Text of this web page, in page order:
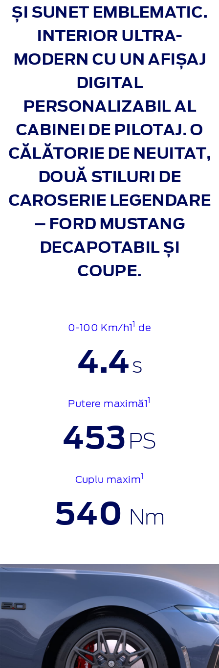
ȘI SUNET EMBLEMATIC.
INTERIOR ULTRA-
MODERN CU UN AFIȘAJ
DIGITAL
PERSONALIZABIL AL
CABINEI DE PILOTAJ.O
CĂLĂTORIE DE NEUITAT,
DOUĂ STILURI DE
CAROSERIE LEGENDARE
– FORD MUSTANG
DECAPOTABIL ȘI
COUPE.
0-100 Km/h11 de
4.4s
Putere maximă11
453 PS
Cuplu maxim1
540 Nm